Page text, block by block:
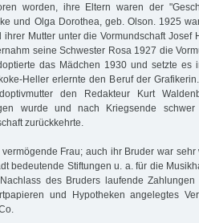
worden, ihre Eltern waren der
und Olga Dorothea, geb. Olson. 1925
ihrer Mutter unter die Vormundschaft Josef
seine Schwester Rosa 1927 die
das Mädchen 1930 und setzte es
Heller erlernte den Beruf der
den Redakteur Kurt
wurde und nach Kriegsende schwer
zurückkehrte.
Frau; auch ihr Bruder war
bedeutende Stiftungen u. a. für die
des Bruders laufende
und Hypotheken angelegtes